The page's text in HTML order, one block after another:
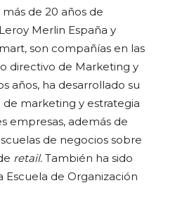
de 20 años de
Merlin España y
son compañías en las
directivo de Marketing y
años, ha desarrollado su
marketing y estrategia
empresas, además de
de negocios sobre
retail. También ha sido
Escuela de Organización